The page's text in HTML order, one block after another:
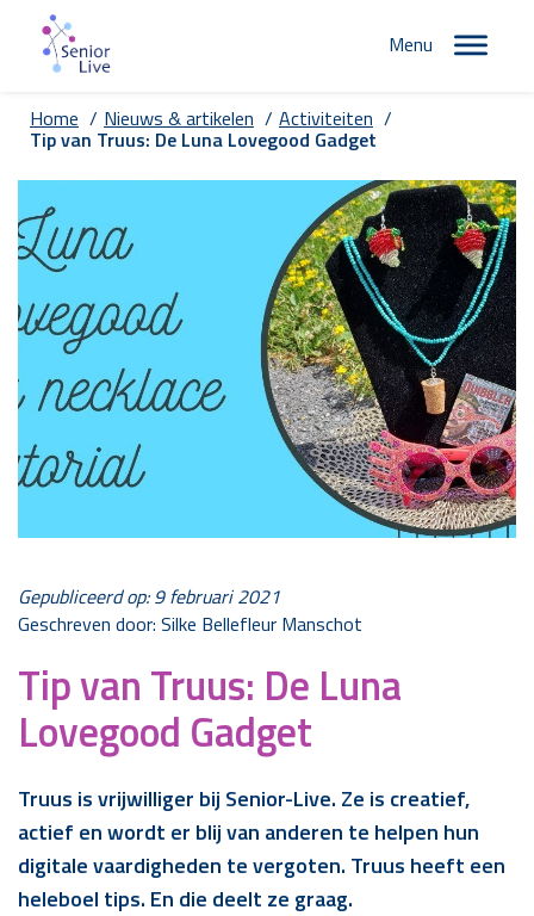
Menu
Home / Nieuws & artikelen / Activiteiten /
Tip van Truus: De Luna Lovegood Gadget
Gepubliceerd op: 9 februari 2021
Geschreven door: Silke Bellefleur Manschot
Tip van Truus: De Luna
Lovegood Gadget
Truus is vrijwilliger bij Senior-Live. Ze is creatief,
actief en wordt er blij van anderen te helpen hun
digitale vaardigheden te vergoten. Truus heeft een
heleboel tips. En die deelt ze graag.